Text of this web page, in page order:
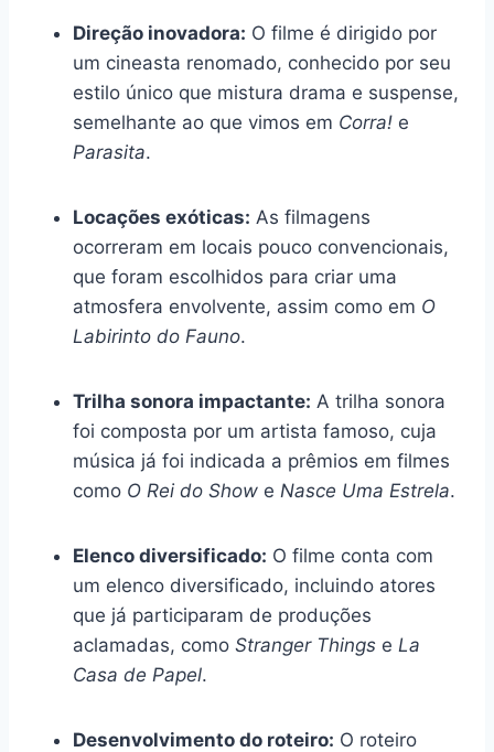
Direção inovadora: O filme é dirigido por
um cineasta renomado, conhecido por seu
estilo único que mistura drama e suspense,
semelhante ao que vimos em Corra! e
Parasita.
Locações exóticas: As filmagens
ocorreram em locais pouco convencionais,
que foram escolhidos para criar uma
atmosfera envolvente, assim como em O
Labirinto do Fauno.
Trilha sonora impactante: A trilha sonora
foi composta por um artista famoso, cuja
música já foi indicada a prêmios em filmes
como O Rei do Show e Nasce Uma Estrela.
Elenco diversificado: O filme conta com
um elenco diversificado, incluindo atores
que já participaram de produções
aclamadas, como Stranger Things e La
Casa de Papel.
Desenvolvimento do roteiro: O roteiro